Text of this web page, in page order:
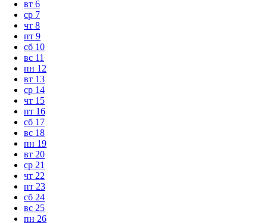
вт 6
ср 7
чт 8
пт 9
сб 10
вс 11
пн 12
вт 13
ср 14
чт 15
пт 16
сб 17
вс 18
пн 19
вт 20
ср 21
чт 22
пт 23
сб 24
вс 25
пн 26